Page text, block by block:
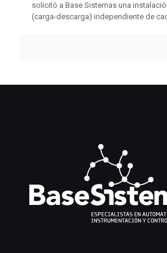
solicitó a Base Sistemas una
(carga-descarga) independiente de